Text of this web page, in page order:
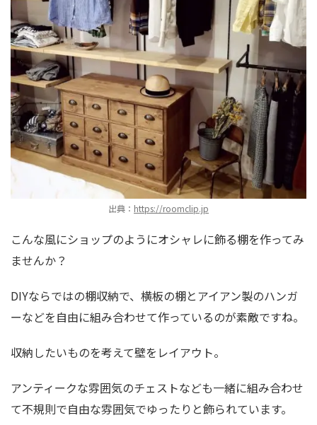
出典： https://roomclip.jp
こんな風にショップのようにオシャレに飾る棚を作ってみ
ませんか？
DIYならではの棚収納で、横板の棚とアイアン製のハンガ
ーなどを自由に組み合わせて作っているのが素敵ですね。
収納したいものを考えて壁をレイアウト。
アンティークな雰囲気のチェストなども一緒に組み合わせ
て不規則で自由な雰囲気でゆったりと飾られています。